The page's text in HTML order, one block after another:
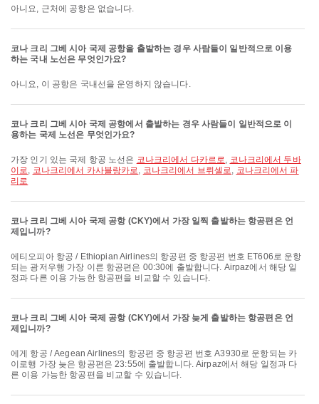
아니요, 근처에 공항은 없습니다.
코나 크리 그베 시아 국제 공항을 출발하는 경우 사람들이 일반적으로 이용
하는 국내 노선은 무엇인가요?
아니요, 이 공항은 국내선을 운영하지 않습니다.
코나 크리 그베 시아 국제 공항에서 출발하는 경우 사람들이 일반적으로 이
용하는 국제 노선은 무엇인가요?
가장 인기 있는 국제 항공 노선은 코나크리에서 다카르로, 코나크리에서 두바
이로, 코나크리에서 카사블랑카로, 코나크리에서 브뤼셀로, 코나크리에서 파
리로
코나 크리 그베 시아 국제 공항 (CKY)에서 가장 일찍 출발하는 항공편은 언
제입니까?
에티오피아 항공 / Ethiopian Airlines의 항공편 중 항공편 번호 ET606로 운항
되는 광저우행 가장 이른 항공편은 00:30에 출발합니다. Airpaz에서 해당 일
정과 다른 이용 가능한 항공편을 비교할 수 있습니다.
코나 크리 그베 시아 국제 공항 (CKY)에서 가장 늦게 출발하는 항공편은 언
제입니까?
에게 항공 / Aegean Airlines의 항공편 중 항공편 번호 A3930로 운항되는 카
이로행 가장 늦은 항공편은 23:55에 출발합니다. Airpaz에서 해당 일정과 다
른 이용 가능한 항공편을 비교할 수 있습니다.